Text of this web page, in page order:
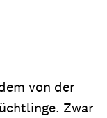
von der
Zwar